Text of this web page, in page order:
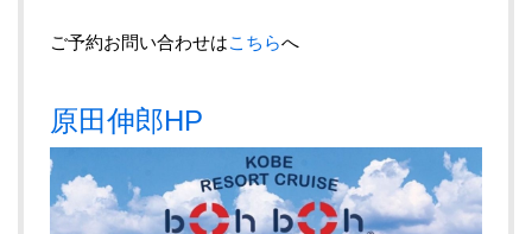
ご予約お問い合わせはこちらへ
原田伸郎HP